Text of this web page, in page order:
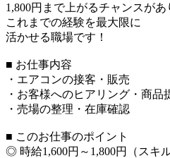
1,800円まで上がるチャンスが
これまでの経験を最大限に
活かせる職場です！
■ お仕事内容
・エアコンの接客・販売
・お客様へのヒアリング・商品
・売場の整理・在庫確認
■ このお仕事のポイント
◎ 時給1,600円～1,800円（スキ